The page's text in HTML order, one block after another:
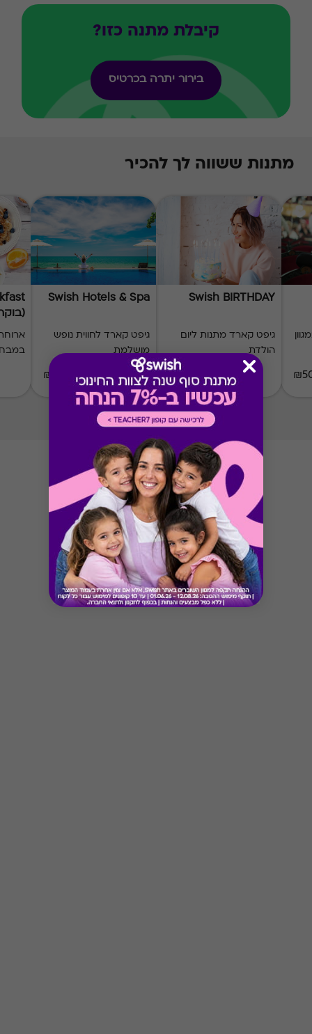
קיבלת מתנה כזו?
בירור יתרה בכרטיס
מתנות ששווה לך להכיר
למימוש במגוון
Swish BIRTHDAY
גיפט קארד מתנות ליום
הולדת
₪50-₪500
Swish Hotels & Spa
גיפט קארד לחווית נופש
מושלמת
₪50-₪1000
(בוקר